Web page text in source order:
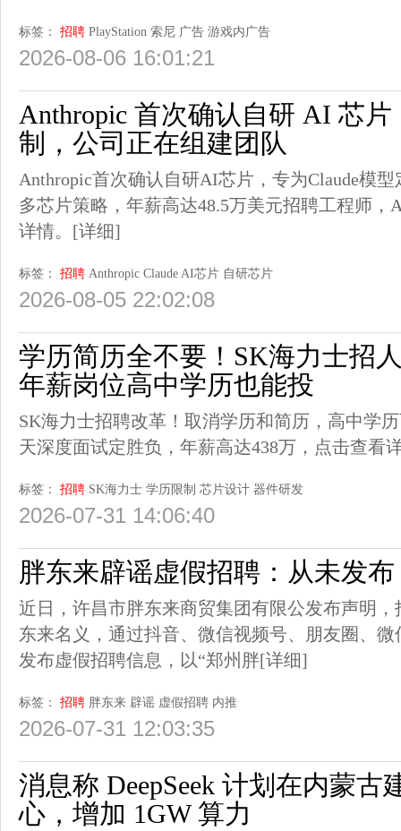
标签： 招聘 PlayStation 索尼 广告 游戏内广告
2026-08-06 16:01:21
Anthropic 首次确认自研 AI 芯片
制，公司正在组建团队
Anthropic首次确认自研AI芯片，专为Claude模
多芯片策略，年薪高达48.5万美元招聘工程师
详情。 [详细]
标签： 招聘 Anthropic Claude AI芯片 自研芯片
2026-08-05 22:02:08
学历简历全不要！SK海力士招
年薪岗位高中学历也能投
SK海力士招聘改革！取消学历和简历，高中学
天深度面试定胜负，年薪高达438万，点击查看
标签： 招聘 SK海力士 学历限制 芯片设计 器件研发
2026-07-31 14:06:40
胖东来辟谣虚假招聘：从未发
近日，许昌市胖东来商贸集团有限公发布声明
东来名义，通过抖音、微信视频号、朋友圈、
发布虚假招聘信息，以“郑州胖[详细]
标签： 招聘 胖东来 辟谣 虚假招聘 内推
2026-07-31 12:03:35
消息称 DeepSeek 计划在内蒙
心，增加 1GW 算力